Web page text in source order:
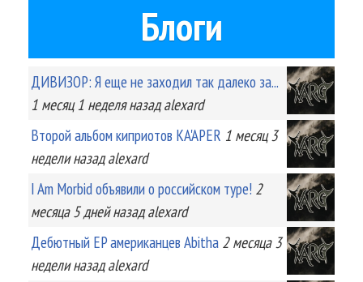
Блоги
ДИВИЗОР: Я еще не заходил так далеко за...
1 месяц 1 неделяназад alexard
Второй альбом киприотов KA'APER 1 месяц 3
неделиназад alexard
I Am Morbid объявили о российском туре! 2
месяца 5 днейназад alexard
Дебютный EP американцев Abitha 2 месяца 3
неделиназад alexard